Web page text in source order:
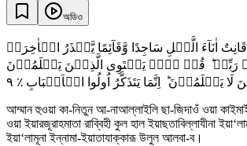
অডিও
اٰنَآءَ الَّیۡلِ سَاجِدًا وَّقَآئِمًا یَّحۡذَرُ الۡاٰخِرَۃَ
رَبِّہٖ ؕ قُلۡ ہَلۡ یَسۡتَوِی الَّذِیۡنَ یَعۡلَمُوۡنَ
لَا یَعۡلَمُوۡنَ ؕ اِنَّمَا یَتَذَکَّرُ اُولُوا الۡاَلۡبَابِ ٪ ٩
আম্মান হুওয়া কা-নিতুন আ-নাআল্লাইলি ছা-জিদাওঁ ওয়া
ওয়া ইয়ারজূরাহমাতা রাব্বিহী কুল হাল ইয়াছতাবিল্লাযীনা
ইয়া‘লামূনা ইন্নামা-ইয়াতাযাক্কারূ উলুল আলবা-ব।